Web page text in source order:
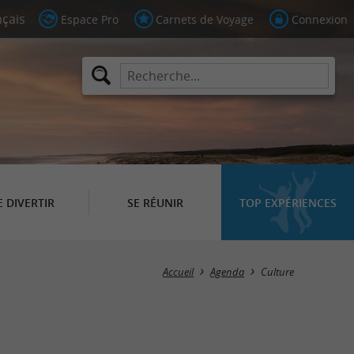
Espace Pro Carnets de Voyage Connexion
DIVERTIR SE RÉUNIR TOP EXPÉRIENCES
Masquer la carte
Accueil Agenda Culture